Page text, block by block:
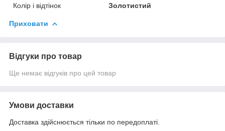
Колір і відтінок
Золотистий
Приховати
Відгуки про товар
Ще немає відгуків про цей товар
Умови доставки
Доставка здійснюється тільки по передоплаті.